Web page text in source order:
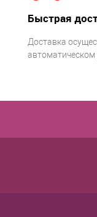
Быстрая
Доставка